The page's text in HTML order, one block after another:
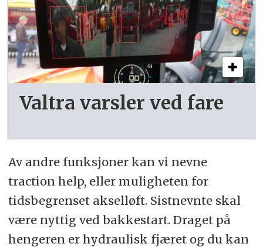
Valtra varsler ved fare
Av andre funksjoner kan vi nevne
traction help, eller muligheten for
tidsbegrenset akselløft. Sistnevnte skal
være nyttig ved bakkestart. Draget på
hengeren er hydraulisk fjæret og du kan